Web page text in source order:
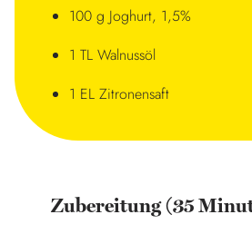
100 g Joghurt, 1,5%
1 TL Walnussöl
1 EL Zitronensaft
Zubereitung (35